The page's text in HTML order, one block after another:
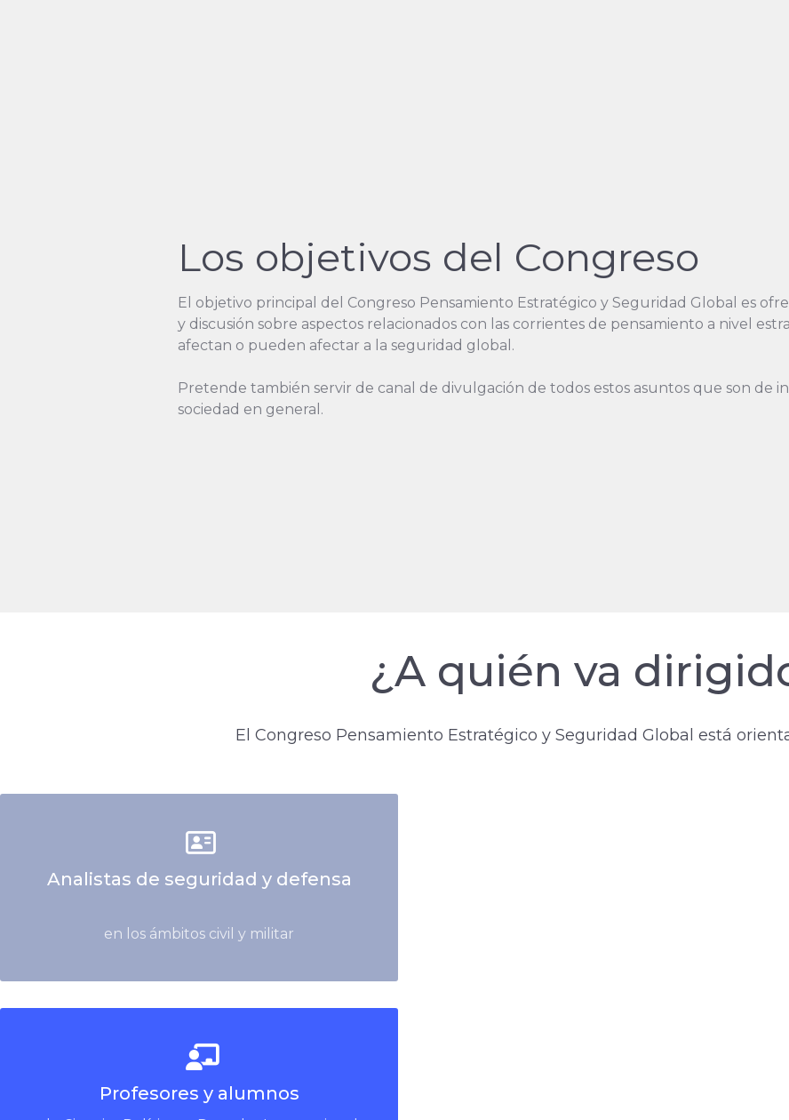
Los objetivos del Congreso
El objetivo principal del Congreso Pensamiento Estratégico y Seguridad Global es
y discusión sobre aspectos relacionados con las corrientes de pensamiento a nivel
afectan o pueden afectar a la seguridad global.
Pretende también servir de canal de divulgación de todos estos asuntos que son de
sociedad en general.
¿A quién va
El Congreso Pensamiento Estratégico y Seguridad Global está
Analistas de seguridad y defensa
en los ámbitos civil y militar
Profesores y alumnos